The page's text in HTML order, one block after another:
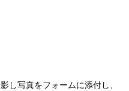
し写真をフォームに添付し、